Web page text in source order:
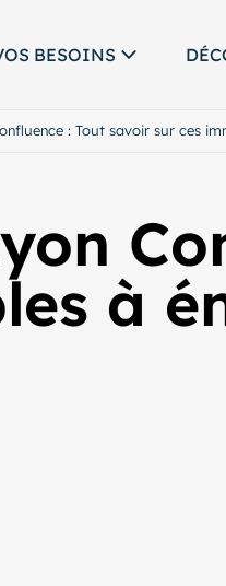
BESOINS
: Tout savoir sur ces
à